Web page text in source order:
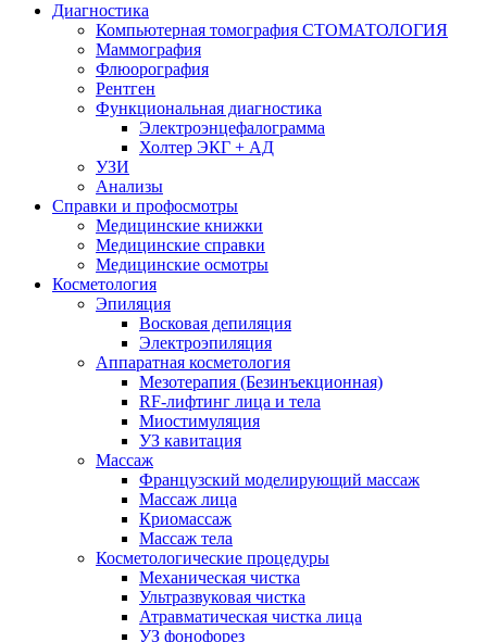
Диагностика
Компьютерная томография СТОМАТОЛОГИЯ
Маммография
Флюорография
Рентген
Функциональная диагностика
Электроэнцефалограмма
Холтер ЭКГ + АД
УЗИ
Анализы
Справки и профосмотры
Медицинские книжки
Медицинские справки
Медицинские осмотры
Косметология
Эпиляция
Восковая депиляция
Электроэпиляция
Аппаратная косметология
Мезотерапия (Безинъекционная)
RF-лифтинг лица и тела
Миостимуляция
УЗ кавитация
Массаж
Французский моделирующий массаж
Массаж лица
Криомассаж
Массаж тела
Косметологические процедуры
Механическая чистка
Ультразвуковая чистка
Атравматическая чистка лица
УЗ фонофорез